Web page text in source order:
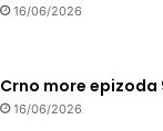
16/06/2026
Crno more epizoda
16/06/2026